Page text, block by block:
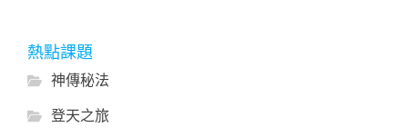
熱點課題
神傳秘法
登天之旅